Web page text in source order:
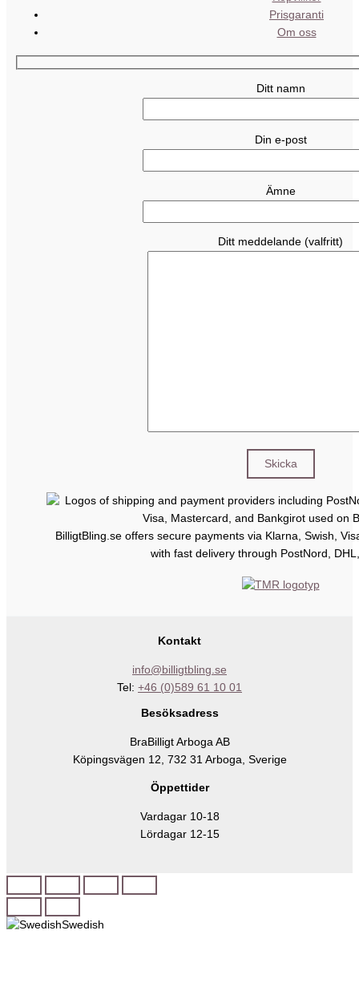
Prisgaranti
Om oss
Ditt namn
Din e-post
Ämne
Ditt meddelande (valfritt)
BilligtBling.se offers secure payments via Klarna, Swish,
with fast delivery through PostNord,
Kontakt
info@billigtbling.se
Tel: +46 (0)589 61 10 01
Besöksadress
BraBilligt Arboga AB
Köpingsvägen 12, 732 31 Arboga, Sverige
Öppettider
Vardagar 10-18
Lördagar 12-15
Swedish